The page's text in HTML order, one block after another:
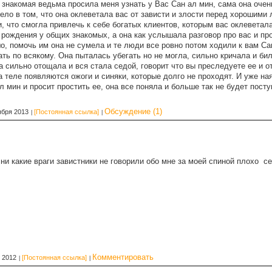
ведьма просила меня узнать у Вас Сан ал мин, сама она
в том, что она оклеветала вас от зависти и злости перед
что смогла привлечь к себе богатых клиентов, которым вас
у общих знакомых, а она как услышала разговор про вас и
помочь им она не сумела и те люди все ровно потом ходили к вам
по всякому. Она пыталась убегать но не могла, сильно кричала и
сильно отощала и вся стала седой, говорит что вы преследуете ее
появляются ожоги и синяки, которые долго не проходят. И уже
и просит простить ее, она все поняла и больше так не будет
2013 [Постоянная ссылка] Обсуждение (1)
враги завистники не говорили обо мне за моей спиной плохо
2012 [Постоянная ссылка] Комментировать